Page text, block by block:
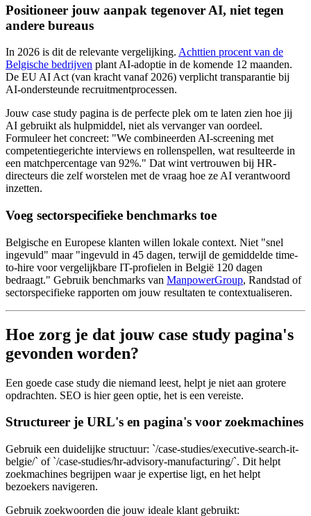
Positioneer jouw aanpak tegenover AI, niet tegen
andere bureaus
In 2026 is dit de relevante vergelijking. Achttien procent van de
Belgische bedrijven plant AI-adoptie in de komende 12 maanden.
De EU AI Act (van kracht vanaf 2026) verplicht transparantie bij
AI-ondersteunde recruitmentprocessen.
Jouw case study pagina is de perfecte plek om te laten zien hoe jij
AI gebruikt als hulpmiddel, niet als vervanger van oordeel.
Formuleer het concreet: "We combineerden AI-screening met
competentiegerichte interviews en rollenspellen, wat resulteerde in
een matchpercentage van 92%." Dat wint vertrouwen bij HR-
directeurs die zelf worstelen met de vraag hoe ze AI verantwoord
inzetten.
Voeg sectorspecifieke benchmarks toe
Belgische en Europese klanten willen lokale context. Niet "snel
ingevuld" maar "ingevuld in 45 dagen, terwijl de gemiddelde time-
to-hire voor vergelijkbare IT-profielen in België 120 dagen
bedraagt." Gebruik benchmarks van ManpowerGroup, Randstad of
sectorspecifieke rapporten om jouw resultaten te contextualiseren.
Hoe zorg je dat jouw case study pagina's
gevonden worden?
Een goede case study die niemand leest, helpt je niet aan grotere
opdrachten. SEO is hier geen optie, het is een vereiste.
Structureer je URL's en pagina's voor zoekmachines
Gebruik een duidelijke structuur: `/case-studies/executive-search-it-
belgie/` of `/case-studies/hr-advisory-manufacturing/`. Dit helpt
zoekmachines begrijpen waar je expertise ligt, en het helpt
bezoekers navigeren.
Gebruik zoekwoorden die jouw ideale klant gebruikt: